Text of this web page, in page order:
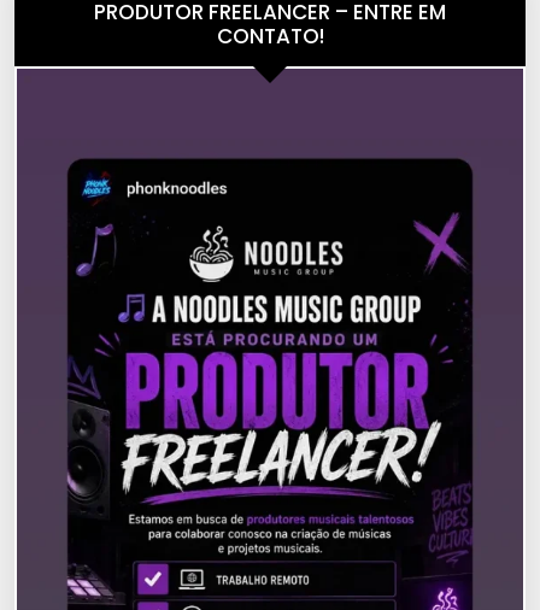
PRODUTOR FREELANCER – ENTRE EM
CONTATO!